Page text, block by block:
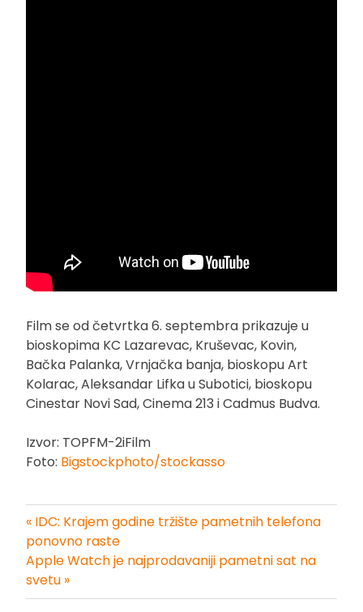
Film se od četvrtka 6. septembra prikazuje u
bioskopima KC Lazarevac, Kruševac, Kovin,
Bačka Palanka, Vrnjačka banja, bioskopu Art
Kolarac, Aleksandar Lifka u Subotici, bioskopu
Cinestar Novi Sad, Cinema 213 i Cadmus Budva.
Izvor: TOPFM-2iFilm
Foto: Bigstockphoto/stockasso
Kretanje
članka
« IDC: Krajem godine tržište pametnih telefona
ponovno raste
Apple Watch je najprodavaniji pametni sat na
svetu »